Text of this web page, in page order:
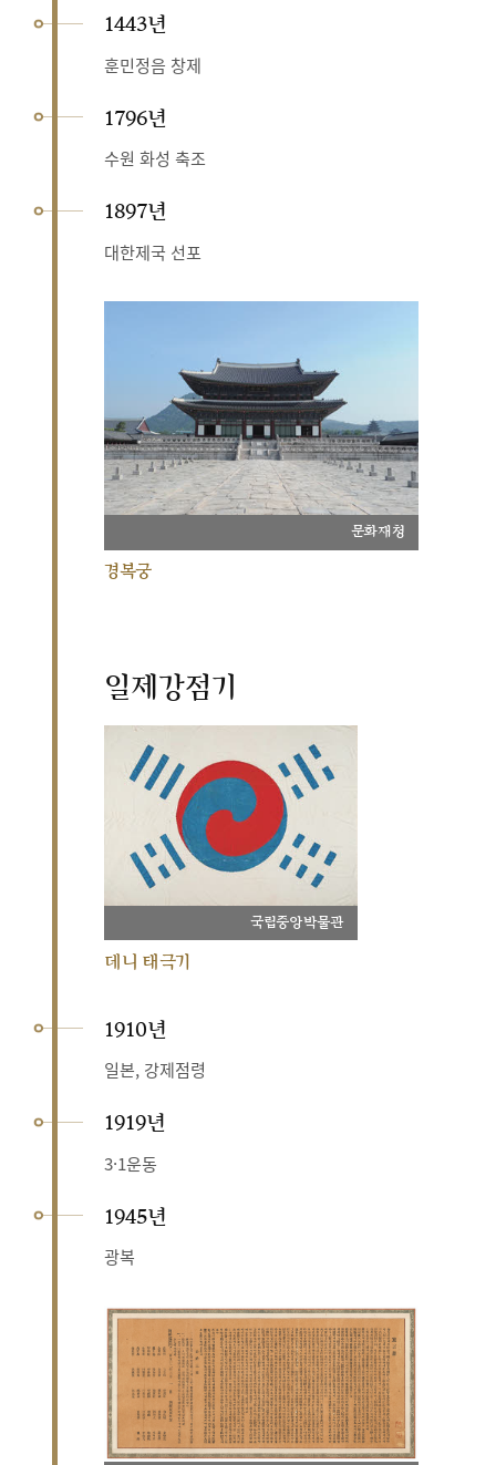
1443년
훈민정음 창제
1796년
수원 화성 축조
1897년
대한제국 선포
문화재청
경복궁
일제강점기
국립중앙박물관
데니 태극기
1910년
일본, 강제점령
1919년
3·1운동
1945년
광복